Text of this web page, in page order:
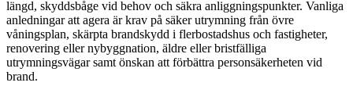
längd, skyddsbåge vid behov och säkra anliggningspunkter. Vanliga
anledningar att agera är krav på säker utrymning från övre
våningsplan, skärpta brandskydd i flerbostadshus och fastigheter,
renovering eller nybyggnation, äldre eller bristfälliga
utrymningsvägar samt önskan att förbättra personsäkerheten vid
brand.